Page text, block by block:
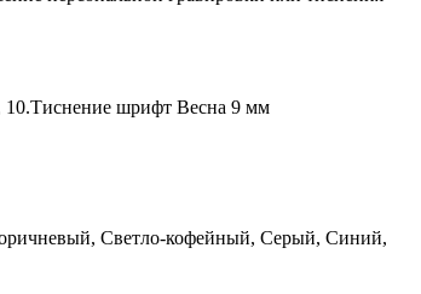
10.Тиснение шрифт Весна 9 мм
Светло-кофейный, Серый, Синий,